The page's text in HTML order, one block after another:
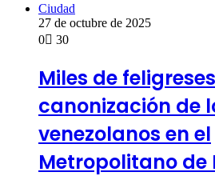
Ciudad
27 de octubre de 2025
0
30
Miles de
canonización de
venezolanos en el
Metropolitano de